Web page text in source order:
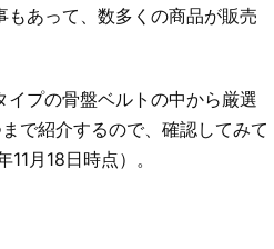
あって、数多くの商品が販売
プの骨盤ベルトの中から厳選
で紹介するので、確認してみて
月18日時点）。